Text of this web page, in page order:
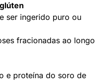
ser ingerido puro ou
fracionadas ao longo
e proteína do soro de